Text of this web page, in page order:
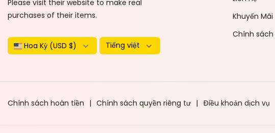
Please visit their website to make real
purchases of their items.
Hoa Kỳ (USD $) Tiếng việt
Khuyến Mãi
Chính
Chính sách hoàn tiền Chính sách quyền riêng tư Điều khoản dịch vụ